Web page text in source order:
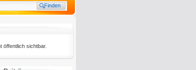
öffentlich sichtbar.